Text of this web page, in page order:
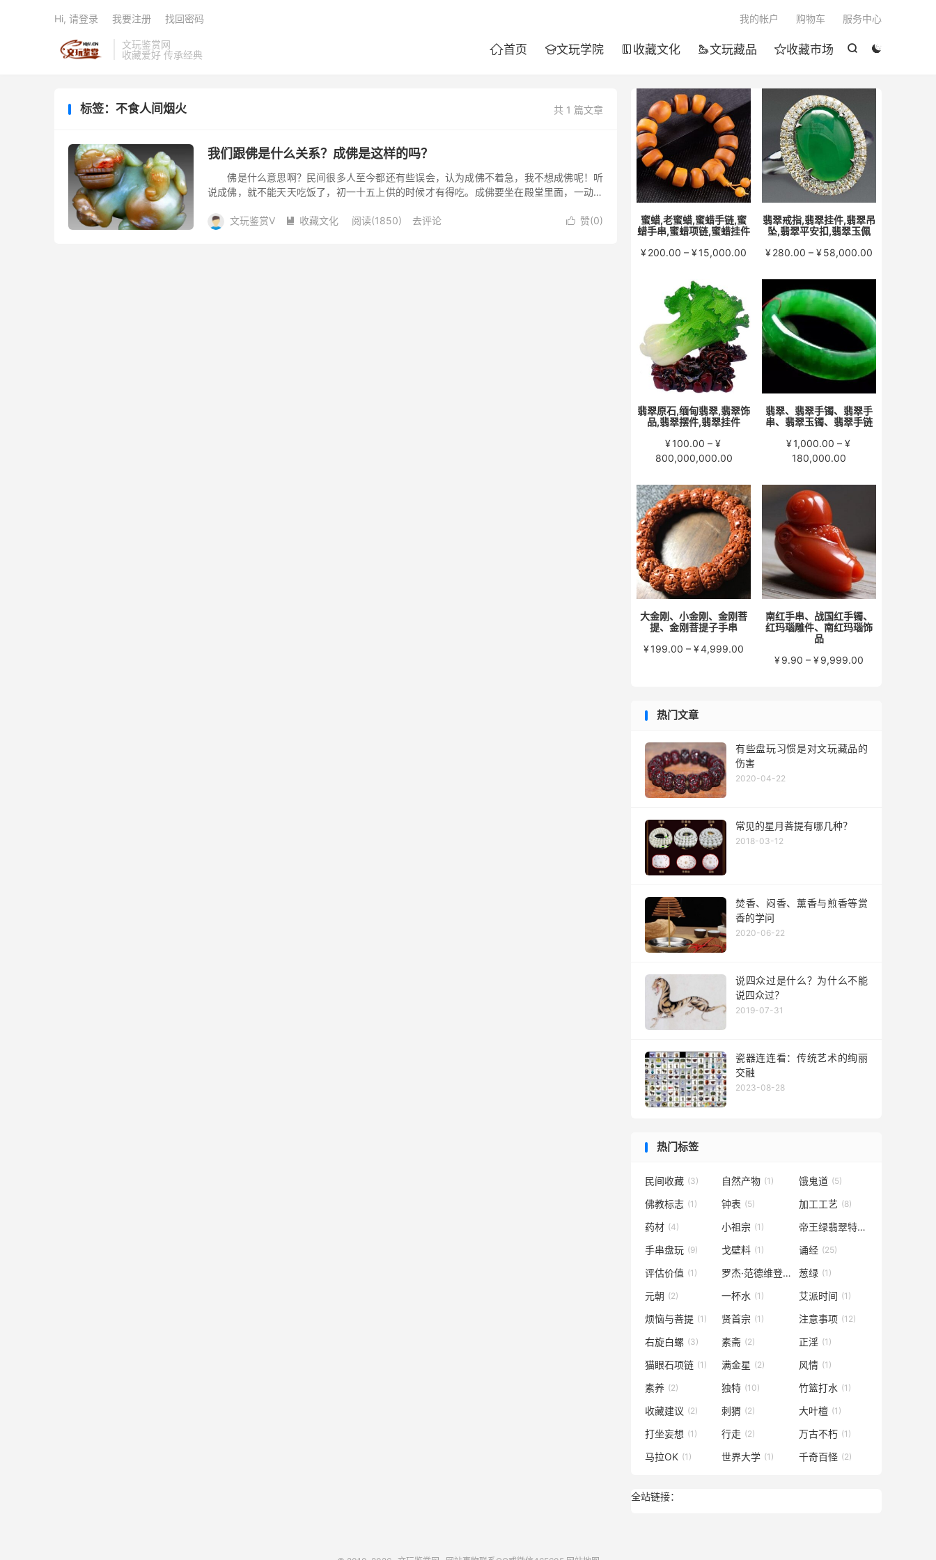
文玩鉴赏网
收藏爱好 传承经典


首页 文玩学院  收藏文化 文玩藏品 收藏市场
我的帐户 购物车 服务中心
Hi, 请登录 我要注册 找回密码
共 1 篇文章
标签：不食人间烟火
我们跟佛是什么关系？成佛是这样的吗？
佛是什么意思啊？民间很多人至今都还有些误会，认为成佛不着急，我不想成佛呢！听
说成佛，就不能天天吃饭了，初一十五上供的时候才有得吃。成佛要坐在殿堂里面，一动也
 赞(0)
文玩鉴赏V  收藏文化 阅读(1850) 去评论
蜜蜡,老蜜蜡,蜜蜡手链,蜜
蜡手串,蜜蜡项链,蜜蜡挂件
¥200.00 – ¥15,000.00
¥200.00
至
¥15,000.00
翡翠戒指,翡翠挂件,翡翠吊
坠,翡翠平安扣,翡翠玉佩
¥280.00 – ¥58,000.00
范
至
¥58,000.00
翡翠原石,缅甸翡翠,翡翠饰
品,翡翠摆件,翡翠挂件
¥100.00 – ¥
800,000,000.00价
范
围：
¥100.00
至
¥800,000,000.00
翡翠、翡翠手镯、翡翠手
串、翡翠玉镯、翡翠手链
¥1,000.00 – ¥
180,000.00
范
¥180,000.00
大金刚、小金刚、金刚菩
提、金刚菩提子手串
¥199.00 – ¥4,999.00
南红手串、战国红手镯、
红玛瑙雕件、南红玛瑙饰
品
¥9.90 – ¥9,999.00
¥9,999.00
热门文章
有些盘玩习惯是对文玩藏品的
伤害
2020-04-22
常见的星月菩提有哪几种？
2018-03-12
焚香、闷香、薰香与煎香等赏
香的学问
2020-06-22
说四众过是什么？为什么不能
说四众过？
2019-07-31
瓷器连连看：传统艺术的绚丽
交融
2023-08-28
热门标签
民间收藏 (3) 自然产物 (1) 饿鬼道 (5)
佛教标志 (1) 钟表 (5) 加工工艺 (8)
药材 (4) 小祖宗 (1) 帝王绿翡翠特点
手串盘玩 (9) 戈壁料 (1) 诵经 (25)
评估价值 (1) 罗杰·范德维登
(1) 葱绿 (1)
元朝 (2) 一杯水 (1) 艾派时间 (1)
烦恼与菩提 (1) 贤首宗 (1) 注意事项 (12)
右旋白螺 (3) 素斋 (2) 正淫 (1)
猫眼石项链 (1) 满金星 (2) 风情 (1)
素养 (2) 独特 (10) 竹篮打水 (1)
收藏建议 (2) 刺猬 (2) 大叶檀 (1)
打坐妄想 (1) 行走 (2) 万古不朽 (1)
马拉OK (1) 世界大学 (1) 千奇百怪 (2)
全站链接：